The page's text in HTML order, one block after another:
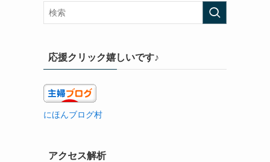
応援クリック嬉しいです♪
にほんブログ村
アクセス解析